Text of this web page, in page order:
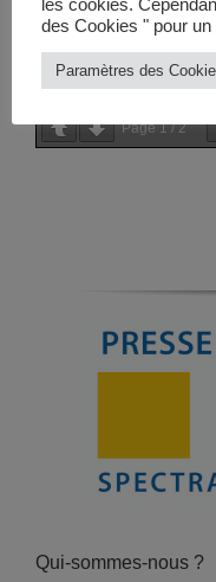
Page1/2
Qui-sommes-nous ?
les cookies.
des Cookies " pour
Paramètres des